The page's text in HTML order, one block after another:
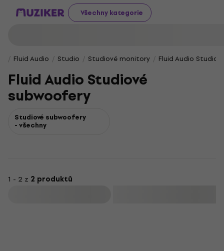
Všechny kategorie
Fluid Audio Studio Studiové monitory Fluid Audio
Fluid Audio Studiové
subwoofery
Studiové subwoofery
- všechny
1 - 2 z 2 produktů